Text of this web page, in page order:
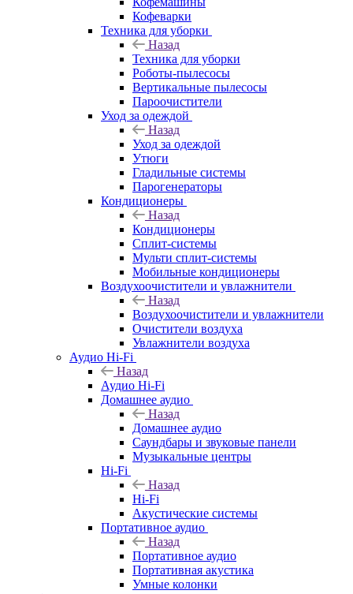
Кофеварки
Техника для уборки
Назад
Техника для уборки
Роботы-пылесосы
Вертикальные пылесосы
Пароочистители
Уход за одеждой
Назад
Уход за одеждой
Утюги
Гладильные системы
Парогенераторы
Кондиционеры
Назад
Кондиционеры
Сплит-системы
Мульти сплит-системы
Мобильные кондиционеры
Воздухоочистители и увлажнители
Назад
Воздухоочистители и увлажнители
Очистители воздуха
Увлажнители воздуха
Аудио Hi-Fi
Назад
Аудио Hi-Fi
Домашнее аудио
Назад
Домашнее аудио
Саундбары и звуковые панели
Музыкальные центры
Hi-Fi
Назад
Hi-Fi
Акустические системы
Портативное аудио
Назад
Портативное аудио
Портативная акустика
Умные колонки